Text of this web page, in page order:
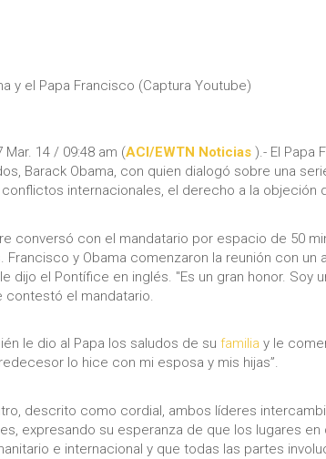
y el Papa Francisco (Captura Youtube)
Mar. 14 / 09:48 am (ACI/EWTN Noticias ).- El Papa
Barack Obama, con quien dialogó sobre una
internacionales, el derecho a la objeción
conversó con el mandatario por espacio de 50
Francisco y Obama comenzaron la reunión con un
dijo el Pontífice en inglés. "Es un gran honor. Soy
contestó el mandatario.
le dio al Papa los saludos de su familia y le
lo hice con mi esposa y mis hijas”.
descrito como cordial, ambos líderes
expresando su esperanza de que los lugares
e internacional y que todas las partes